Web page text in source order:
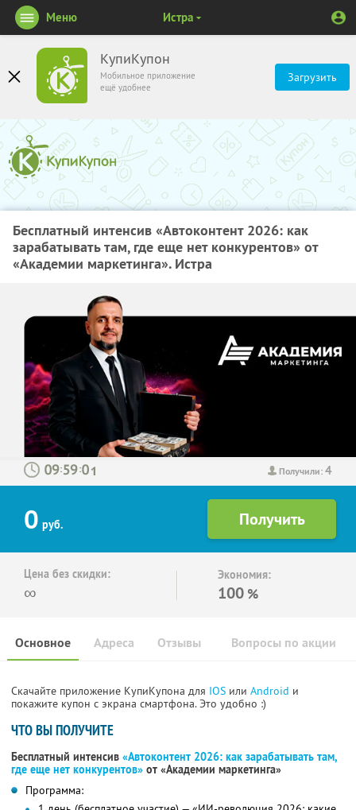
КупиКупон
Мобильное приложение
ещё удобнее
Загрузить
Меню Истра
Бесплатный интенсив «Автоконтент 2026: как
зарабатывать там, где еще нет конкурентов» от
«Академии маркетинга». Истра
Получили:4
: :
0 руб.
Цена без скидки:
∞
Экономия:
100 %
Основное Отзывы Вопросы по акции
Адреса
Скачайте приложение КупиКупона для IOS или Android и
покажите купон с экрана смартфона. Это удобно :)
ЧТО ВЫ ПОЛУЧИТЕ
Бесплатный интенсив «Автоконтент 2026: как зарабатывать там,
где еще нет конкурентов» от «Академии маркетинга»
Программа: